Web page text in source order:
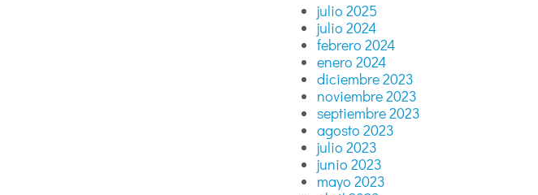
julio 2025
julio 2024
febrero 2024
enero 2024
diciembre 2023
noviembre 2023
septiembre 2023
agosto 2023
julio 2023
junio 2023
mayo 2023